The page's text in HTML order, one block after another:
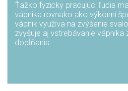
Ťažko fyzicky pracujúci ľudia
vápnika rovnako ako výkonní
vápnik využíva na zvýšenie
zvyšuje aj vstrebávanie
dopĺňania.